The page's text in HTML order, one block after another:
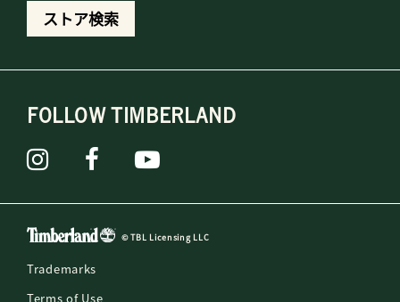
ストア検索
FOLLOW TIMBERLAND
© TBL Licensing LLC
Trademarks
Terms of Use